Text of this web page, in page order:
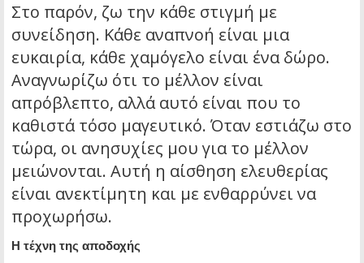
Στο παρόν, ζω την κάθε στιγμή με
συνείδηση. Κάθε αναπνοή είναι μια
ευκαιρία, κάθε χαμόγελο είναι ένα δώρο.
Αναγνωρίζω ότι το μέλλον είναι
απρόβλεπτο, αλλά αυτό είναι που το
καθιστά τόσο μαγευτικό. Όταν εστιάζω στο
τώρα, οι ανησυχίες μου για το μέλλον
μειώνονται. Αυτή η αίσθηση ελευθερίας
είναι ανεκτίμητη και με ενθαρρύνει να
προχωρήσω.
Η τέχνη της αποδοχής